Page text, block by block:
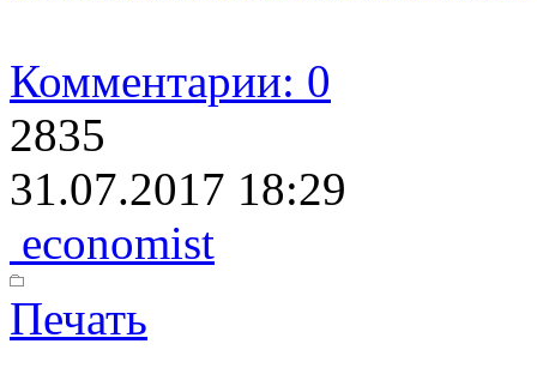
Комментарии: 0
2835
31.07.2017 18:29
economist
Печать